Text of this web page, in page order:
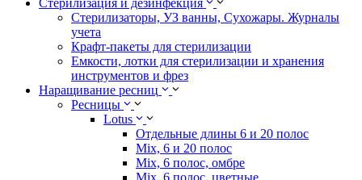
Стерилизация и дезинфекция
Стерилизаторы, УЗ ванны, Сухожары. Журналы
учета
Крафт-пакеты для стерилизации
Емкости, лотки для стерилизации и хранения
инструментов и фрез
Наращивание ресниц
Ресницы
Lotus
Отдельные длины 6 и 20 полос
Mix, 6 и 20 полос
Mix, 6 полос, омбре
Mix, 6 полос, цветные